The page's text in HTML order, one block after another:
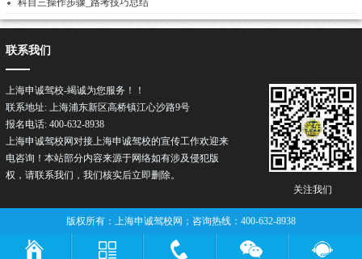
科目三操作步骤_路考技巧总结
关注我们
联系我们
上海申诚驾校-竭诚为您服务！！
联系地址: 上海浦东新区高桥镇江心沙路9号
报名电话: 400-632-8938
上海申诚驾校网对接上海申诚驾校的宣传工作欢迎来
电咨询！本站部分内容来源于网络如有涉及侵犯版
权，请联系我们，我们核实后立即删除。
版权所有：上海申诚驾校网；咨询热线：400-632-8938